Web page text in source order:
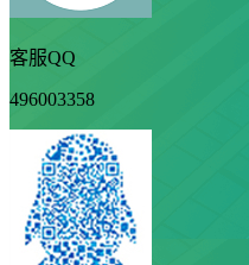
客服QQ
496003358